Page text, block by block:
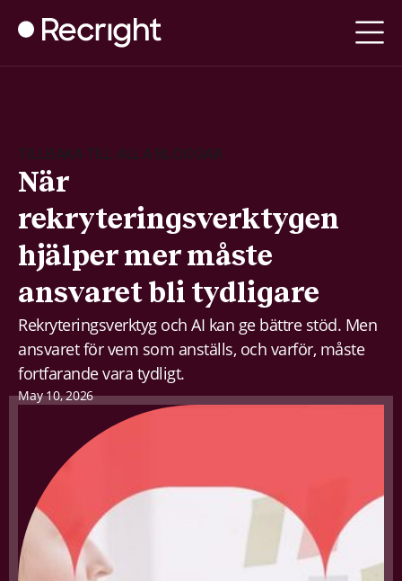
TILLBAKA TILL ALLA BLOGGAR
När
rekryteringsverktygen
hjälper mer måste
ansvaret bli tydligare
Rekryteringsverktyg och AI kan ge bättre stöd. Men
ansvaret för vem som anställs, och varför, måste
fortfarande vara tydligt.
May 10, 2026